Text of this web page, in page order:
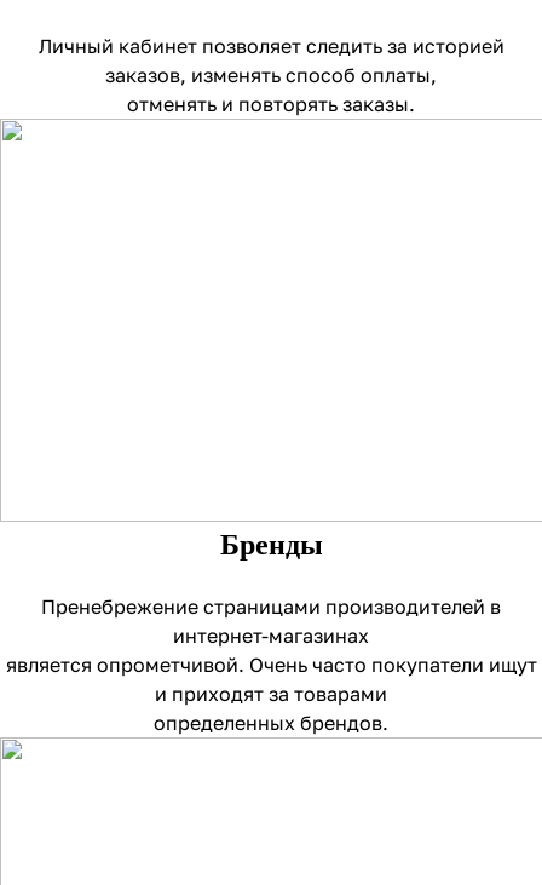
Личный кабинет позволяет следить за историей
заказов, изменять способ оплаты,
отменять и повторять заказы.
Бренды
Пренебрежение страницами производителей в
интернет-магазинах
является опрометчивой. Очень часто покупатели ищут
и приходят за товарами
определенных брендов.